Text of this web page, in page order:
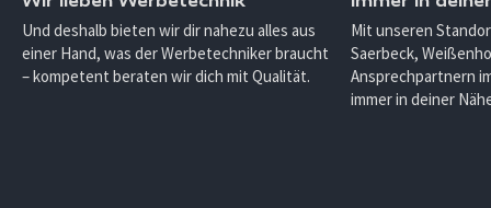
Und deshalb bieten wir dir nahezu alles aus
einer Hand, was der Werbetechniker braucht
– kompetent beraten wir dich mit Qualität.
Mit unseren
Saerbeck,
Ansprechpartnern
immer in deiner